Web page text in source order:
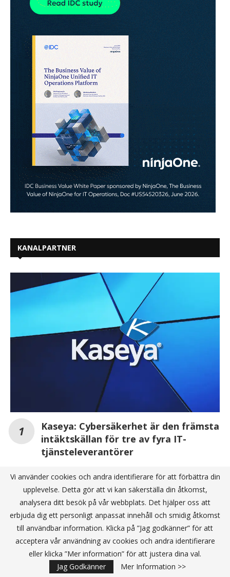
KANALPARTNER
Kaseya: Cybersäkerhet är den främsta
intäktskällan för tre av fyra IT-
tjänsteleverantörer
Pax8 utökar marknadsplatsen – här är
nyheterna
Pax8 lägger in en ny växel i Norden
Vi använder cookies och andra identifierare för att förbättra din
upplevelse. Detta gör att vi kan säkerställa din åtkomst,
analysera ditt besök på vår webbplats. Det hjälper oss att
erbjuda dig ett personligt anpassat innehåll och smidig åtkomst
till användbar information. Klicka på ”Jag godkänner” för att
acceptera vår användning av cookies och andra identifierare
eller klicka ”Mer information” för att justera dina val.
Jag Godkänner
Mer Information >>